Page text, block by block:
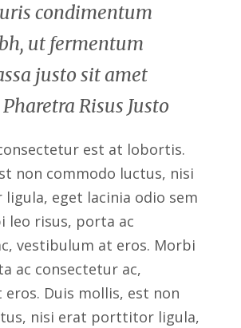
condimentum
ut fermentum
justo sit amet
Risus Justo
est at lobortis.
non commodo luctus, nisi
eget lacinia odio sem
leo risus, porta ac
vestibulum at eros. Morbi
ac consectetur ac,
Duis mollis, est non
nisi erat porttitor ligula,